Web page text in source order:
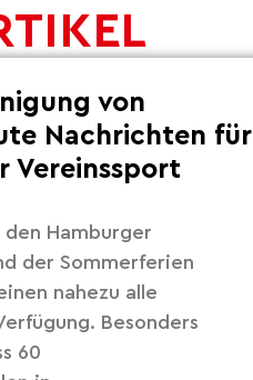
von
Nachrichten für
Vereinssport
Hamburger
der Sommerferien
nahezu alle
Besonders
60